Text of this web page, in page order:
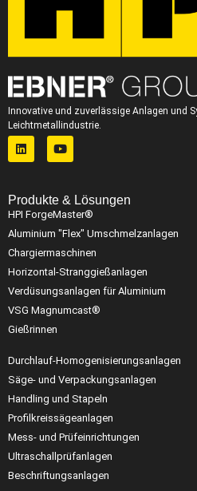
Innovative und zuverlässige Anlagen und
Leichtmetallindustrie.
Produkte & Lösungen
HPI ForgeMaster®
Aluminium "Flex" Umschmelzanlagen
Chargiermaschinen
Horizontal-Stranggießanlagen
Verdüsungsanlagen für Aluminium
VSG Magnumcast®
Gießrinnen
Durchlauf-Homogenisierungsanlagen
Säge- und Verpackungsanlagen
Handling und Stapeln
Profilkreissägeanlagen
Mess- und Prüfeinrichtungen
Ultraschallprüfanlagen
Beschriftungsanlagen